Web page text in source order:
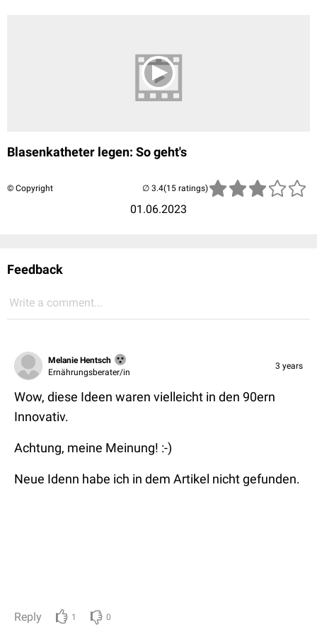
Blasenkatheter legen: So geht's
© Copyright
01.06.2023
(15 ratings)
Feedback
Write a comment...
Melanie Hentsch
Ernährungsberater/in
3 years
Wow, diese Ideen waren vielleicht in den 90ern
Innovativ.
Achtung, meine Meinung! :-)
Neue Idenn habe ich in dem Artikel nicht gefunden.
Reply 1 0